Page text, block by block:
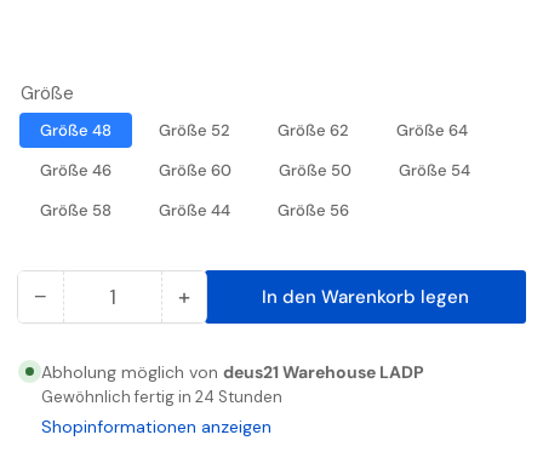
Größe
Größe 48 Größe 52 Größe 62
Größe 64
Größe 46
Größe 60 Größe 50
Größe 54
Größe 58
Größe 44 Größe 56
− Menge
für
PERFORMANCE
WEAR
Anzahl +Menge
für
PERFORMANCE
WEAR
In den Warenkorb legen
Abholung möglich von deus21 Warehouse LADP
Gewöhnlich fertig in 24 Stunden
Shopinformationen anzeigen